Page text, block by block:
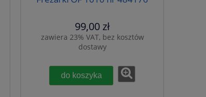
99,00 zł
zawiera 23% VAT, bez kosztów
dostawy
do koszyka